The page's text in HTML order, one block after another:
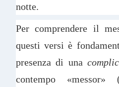
notte.
Per comprendere il
questi versi è
presenza di una
contempo